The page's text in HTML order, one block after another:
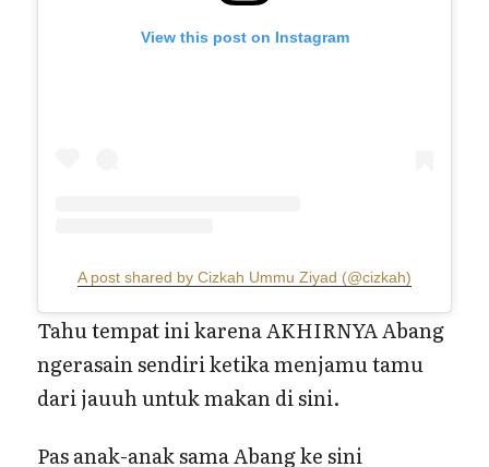
View this post on Instagram
A post shared by Cizkah Ummu Ziyad (@cizkah)
Tahu tempat ini karena AKHIRNYA Abang
ngerasain sendiri ketika menjamu tamu
dari jauuh untuk makan di sini.
Pas anak-anak sama Abang ke sini